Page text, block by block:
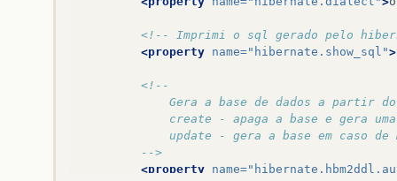
<!-- Imprimi o sql gerado pelo
<property name="hibernate.show_sql">
<!--
Gera a base de dados a
create - apaga a base e gera
update - gera a base em
        -->
<property name=